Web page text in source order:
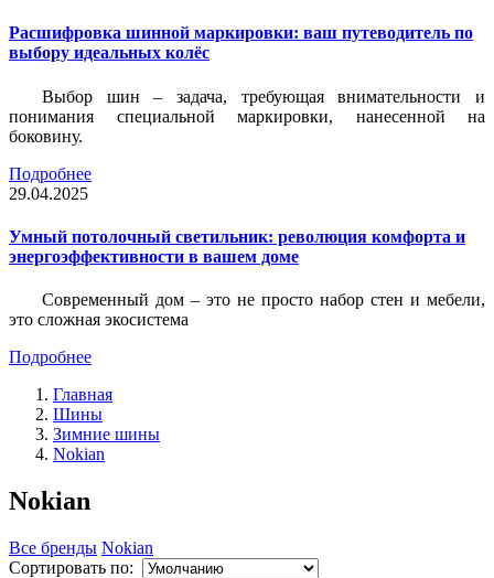
Расшифровка шинной маркировки: ваш путеводитель по
выбору идеальных колёс
Выбор шин – задача, требующая внимательности и
понимания специальной маркировки, нанесенной на
боковину.
Подробнее
29.04.2025
Умный потолочный светильник: революция комфорта и
энергоэффективности в вашем доме
Современный дом – это не просто набор стен и мебели,
это сложная экосистема
Подробнее
Главная
Шины
Зимние шины
Nokian
Nokian
Все бренды Nokian
Сортировать по: